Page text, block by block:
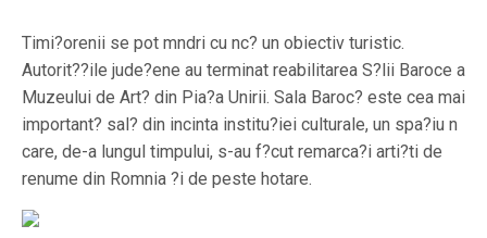
Timi?orenii se pot mndri cu nc? un obiectiv turistic.
Autorit??ile jude?ene au terminat reabilitarea S?lii Baroce a
Muzeului de Art? din Pia?a Unirii. Sala Baroc? este cea mai
important? sal? din incinta institu?iei culturale, un spa?iu n
care, de-a lungul timpului, s-au f?cut remarca?i arti?ti de
renume din Romnia ?i de peste hotare.